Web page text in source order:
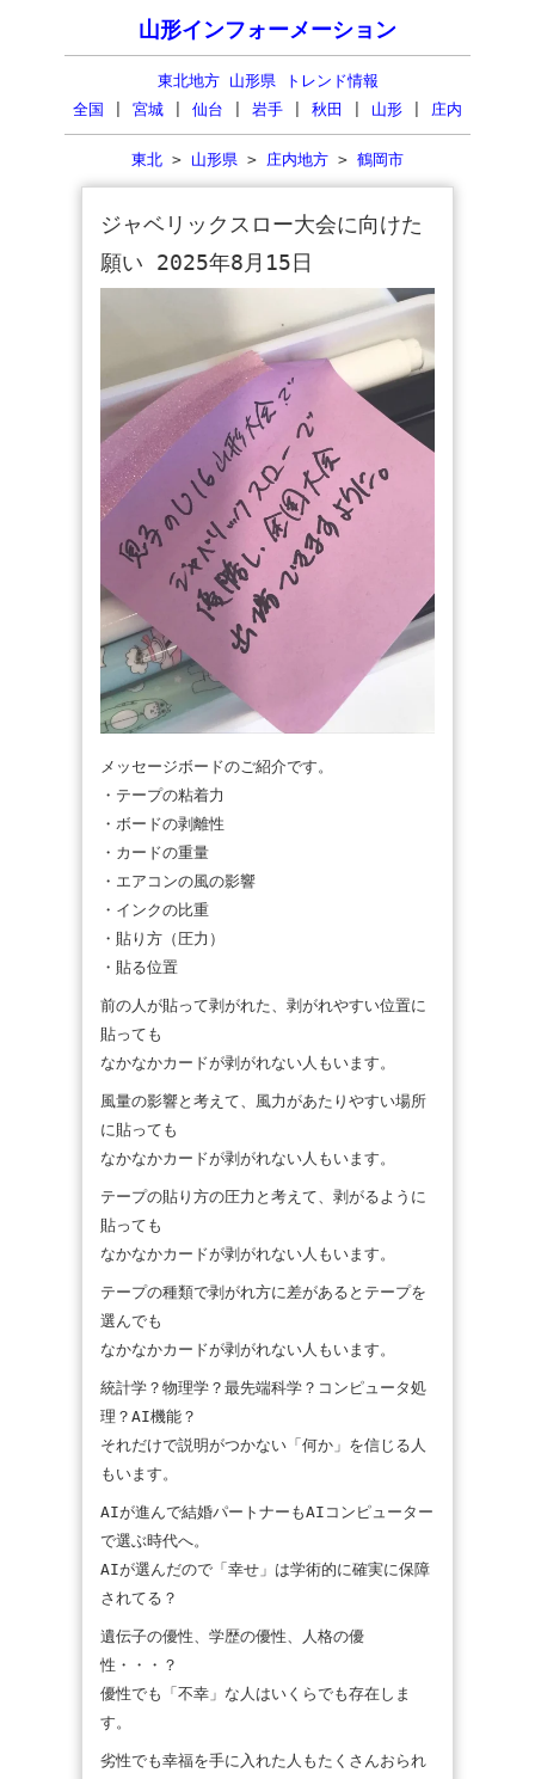
山形インフォーメーション
東北地方 山形県 トレンド情報
全国
宮城 仙台 岩手 秋田 山形 庄内
東北 > 山形県 > 庄内地方 > 鶴岡市
ジャベリックスロー大会に向けた
願い 2025年8月15日
メッセージボードのご紹介です。
・テープの粘着力
・ボードの剥離性
・カードの重量
・エアコンの風の影響
・インクの比重
・貼り方（圧力）
・貼る位置
前の人が貼って剥がれた、剥がれやすい位置に
貼っても
なかなかカードが剥がれない人もいます。
風量の影響と考えて、風力があたりやすい場所
に貼っても
なかなかカードが剥がれない人もいます。
テープの貼り方の圧力と考えて、剥がるように
貼っても
なかなかカードが剥がれない人もいます。
テープの種類で剥がれ方に差があるとテープを
選んでも
なかなかカードが剥がれない人もいます。
統計学？物理学？最先端科学？コンピュータ処
理？AI機能？
それだけで説明がつかない「何か」を信じる人
もいます。
AIが進んで結婚パートナーもAIコンピューター
で選ぶ時代へ。
AIが選んだので「幸せ」は学術的に確実に保障
されてる？
遺伝子の優性、学歴の優性、人格の優
性・・・？
優性でも「不幸」な人はいくらでも存在しま
す。
劣性でも幸福を手に入れた人もたくさんおられ